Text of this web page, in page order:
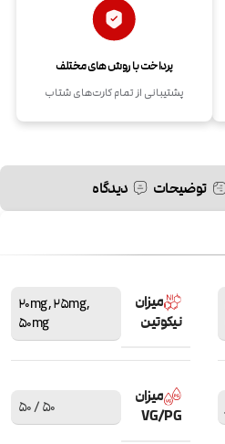
پرداخت با روش های مختلف
پشتیبانی از تمام کارت‌های شتاب
توضیحات دیدگاه
میزان
نیکوتین
20mg,25mg,
50mg
میزان
VG/PG
50 / 50